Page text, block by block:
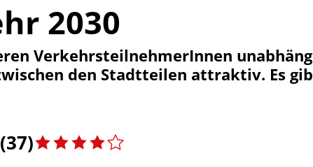
2030
VerkehrsteilnehmerInnen
den Stadtteilen attraktiv. Es